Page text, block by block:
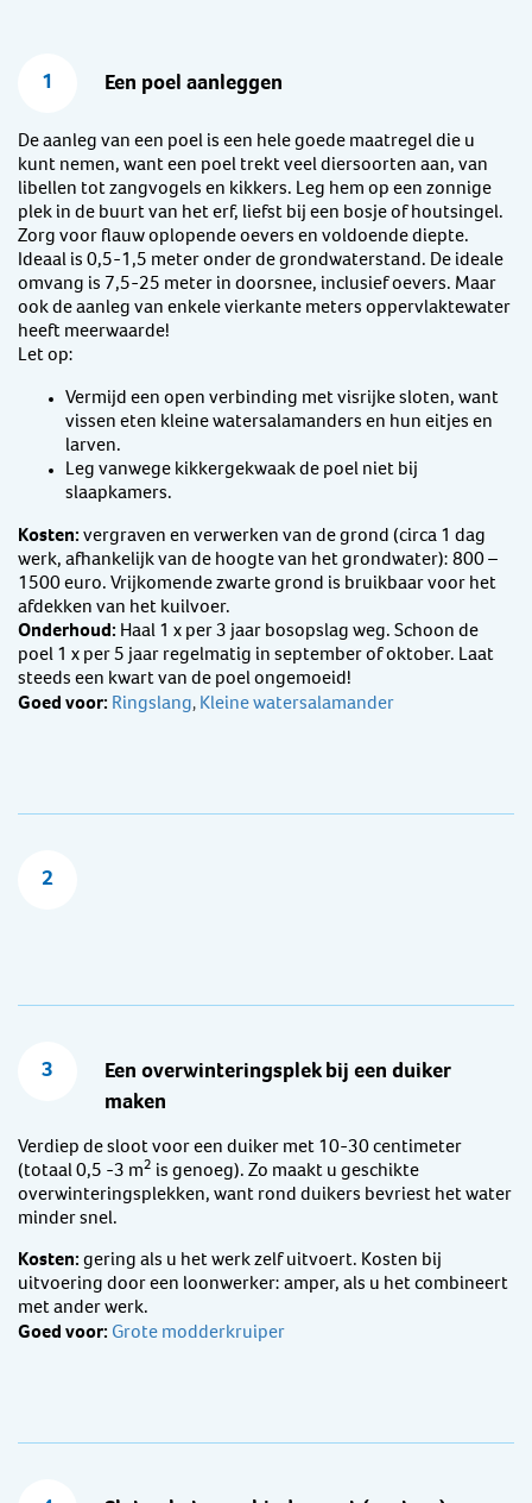
1 Een poel aanleggen
De aanleg van een poel is een hele goede maatregel die u
kunt nemen, want een poel trekt veel diersoorten aan, van
libellen tot zangvogels en kikkers. Leg hem op een zonnige
plek in de buurt van het erf, liefst bij een bosje of houtsingel.
Zorg voor flauw oplopende oevers en voldoende diepte.
Ideaal is 0,5-1,5 meter onder de grondwaterstand. De ideale
omvang is 7,5-25 meter in doorsnee, inclusief oevers. Maar
ook de aanleg van enkele vierkante meters oppervlaktewater
heeft meerwaarde!
Let op:
Vermijd een open verbinding met visrijke sloten, want
vissen eten kleine watersalamanders en hun eitjes en
larven.
Leg vanwege kikkergekwaak de poel niet bij
slaapkamers.
Kosten: vergraven en verwerken van de grond (circa 1 dag
werk, afhankelijk van de hoogte van het grondwater): 800 –
1500 euro. Vrijkomende zwarte grond is bruikbaar voor het
afdekken van het kuilvoer.
Onderhoud: Haal 1 x per 3 jaar bosopslag weg. Schoon de
poel 1 x per 5 jaar regelmatig in september of oktober. Laat
steeds een kwart van de poel ongemoeid!
Goed voor: Ringslang, Kleine watersalamander
2
3
Een overwinteringsplek bij een duiker
maken
Verdiep de sloot voor een duiker met 10-30 centimeter
(totaal 0,5 -3 m2 is genoeg). Zo maakt u geschikte
overwinteringsplekken, want rond duikers bevriest het water
minder snel.
Kosten: gering als u het werk zelf uitvoert. Kosten bij
uitvoering door een loonwerker: amper, als u het combineert
met ander werk.
Goed voor: Grote modderkruiper